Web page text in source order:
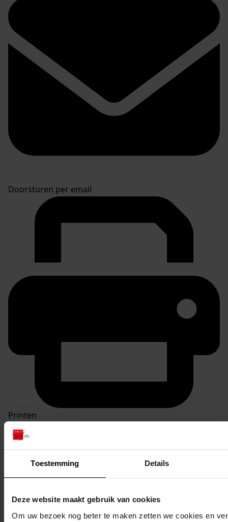
Toestemming Details
Deze website maakt gebruik van cookies
Om uw bezoek nog beter te maken zetten we cookies en
Doorsturen per email
Printen
duurzaam webadres
Inv.nrs. 2901-3000